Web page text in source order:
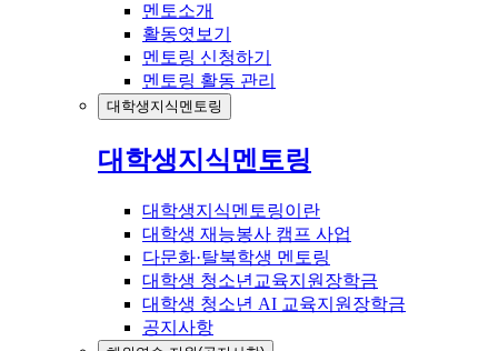
멘토소개
활동엿보기
멘토링 신청하기
멘토링 활동 관리
대학생지식멘토링
대학생지식멘토링
대학생지식멘토링이란
대학생 재능봉사 캠프 사업
다문화·탈북학생 멘토링
대학생 청소년교육지원장학금
대학생 청소년 AI 교육지원장학금
공지사항